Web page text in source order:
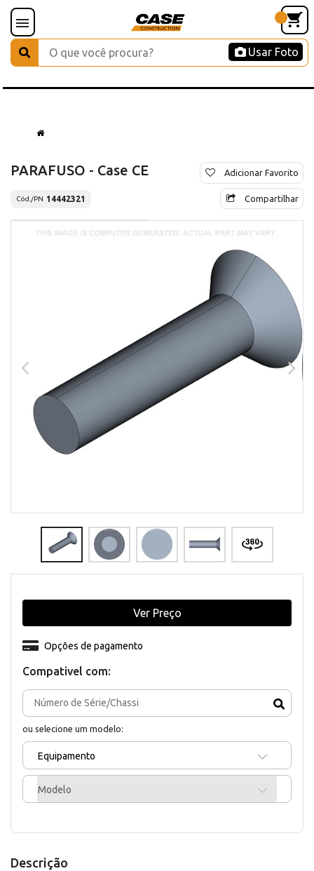
Usar Foto
PARAFUSO - Case CE
Cód./PN 14442321
Adicionar Favorito
Compartilhar
Compativel com:
ou selecione um modelo:
Equipamento
Modelo
Opções de pagamento
Ver Preço
Descrição